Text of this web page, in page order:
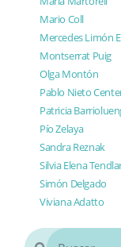
Mario Coll
Mercedes Limón
Montserrat Puig
Olga Montón
Pablo Nieto
Patricia
Pío Zelaya
Sandra Reznak
Silvia Elena
Simón Delgado
Viviana Adatto